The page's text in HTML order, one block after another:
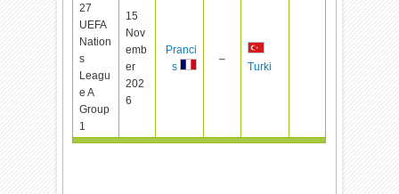
27
UEFA
Nation
s
Leagu
e A
Group
1
15
Nov
emb
er
202
6
Pranci
s
–
Turki